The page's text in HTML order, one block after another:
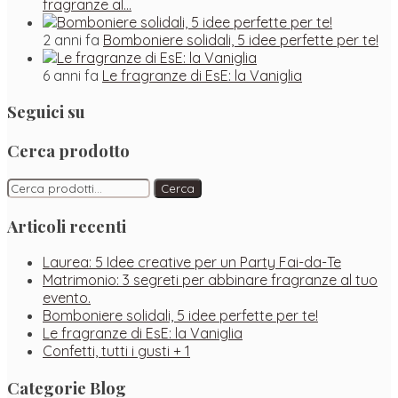
fragranze al…
2 anni fa Bomboniere solidali, 5 idee perfette per te!
6 anni fa Le fragranze di EsE: la Vaniglia
Seguici su
Facebook
Instagram
Pinterest
Cerca prodotto
Cerca: Cerca
Articoli recenti
Laurea: 5 Idee creative per un Party Fai-da-Te
Matrimonio: 3 segreti per abbinare fragranze al tuo
evento.
Bomboniere solidali, 5 idee perfette per te!
Le fragranze di EsE: la Vaniglia
Confetti, tutti i gusti + 1
Categorie Blog